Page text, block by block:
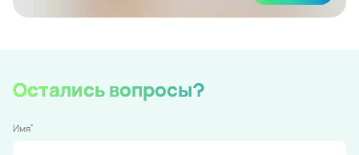
Остались вопросы?
Имя*